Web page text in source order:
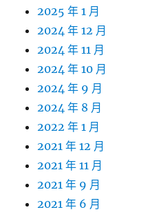
2025 年 1 月
2024 年 12 月
2024 年 11 月
2024 年 10 月
2024 年 9 月
2024 年 8 月
2022 年 1 月
2021 年 12 月
2021 年 11 月
2021 年 9 月
2021 年 6 月